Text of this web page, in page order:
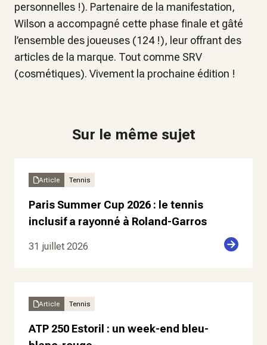
personnelles !). Partenaire de la manifestation,
Wilson a accompagné cette phase finale et gâté
l’ensemble des joueuses (124 !), leur offrant des
articles de la marque. Tout comme SRV
(cosmétiques). Vivement la prochaine édition !
Sur le même sujet
Article Tennis
Paris Summer Cup 2026 : le tennis
inclusif a rayonné à Roland-Garros
31 juillet 2026
Article Tennis
ATP 250 Estoril : un week-end bleu-